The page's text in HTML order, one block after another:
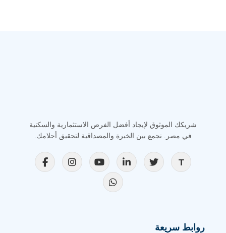
شريكك الموثوق لإيجاد أفضل الفرص الاستثمارية والسكنية
في مصر. نجمع بين الخبرة والمصداقية لتحقيق أحلامك.
روابط سريعة